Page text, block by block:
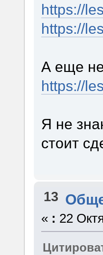
https://
https://
А еще
https://
Я не
стоит
13
« : 22